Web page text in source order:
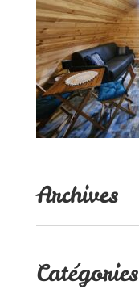
Archives
Catégories